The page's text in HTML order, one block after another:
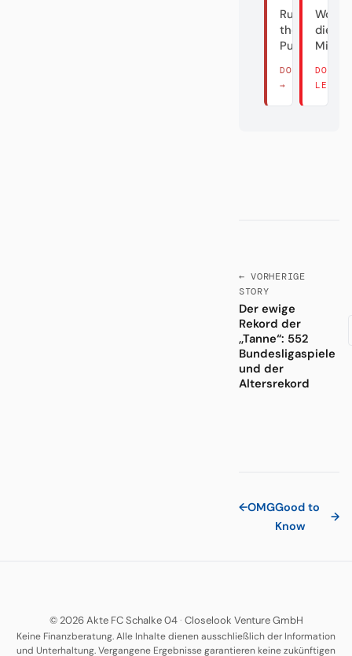
Rumble in
the
Puppenkiste
DORT LESEN
→
Wo
die
DORT
LESEN
← VORHERIGE
STORY
Der ewige
Rekord der
,,Tanne“: 552
Bundesligaspiele
und der
Altersrekord
←OMGGood to
Know
→
© 2026 Akte FC Schalke 04· Closelook Venture GmbH
Keine Finanzberatung. Alle Inhalte dienen ausschließlich der Information
und Unterhaltung. Vergangene Ergebnisse garantieren keine zukünftigen